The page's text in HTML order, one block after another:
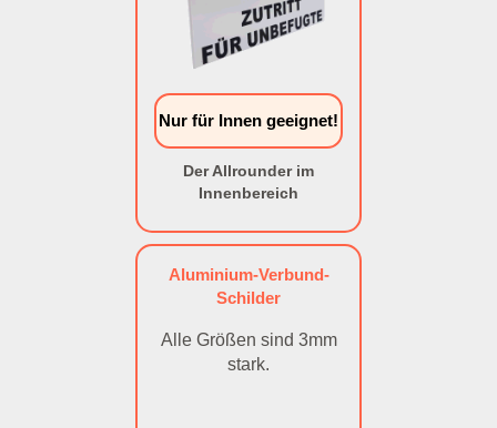
Nur für Innen geeignet!
Der Allrounder im
Innenbereich
Aluminium-Verbund-
Schilder
Alle Größen sind 3mm
stark.